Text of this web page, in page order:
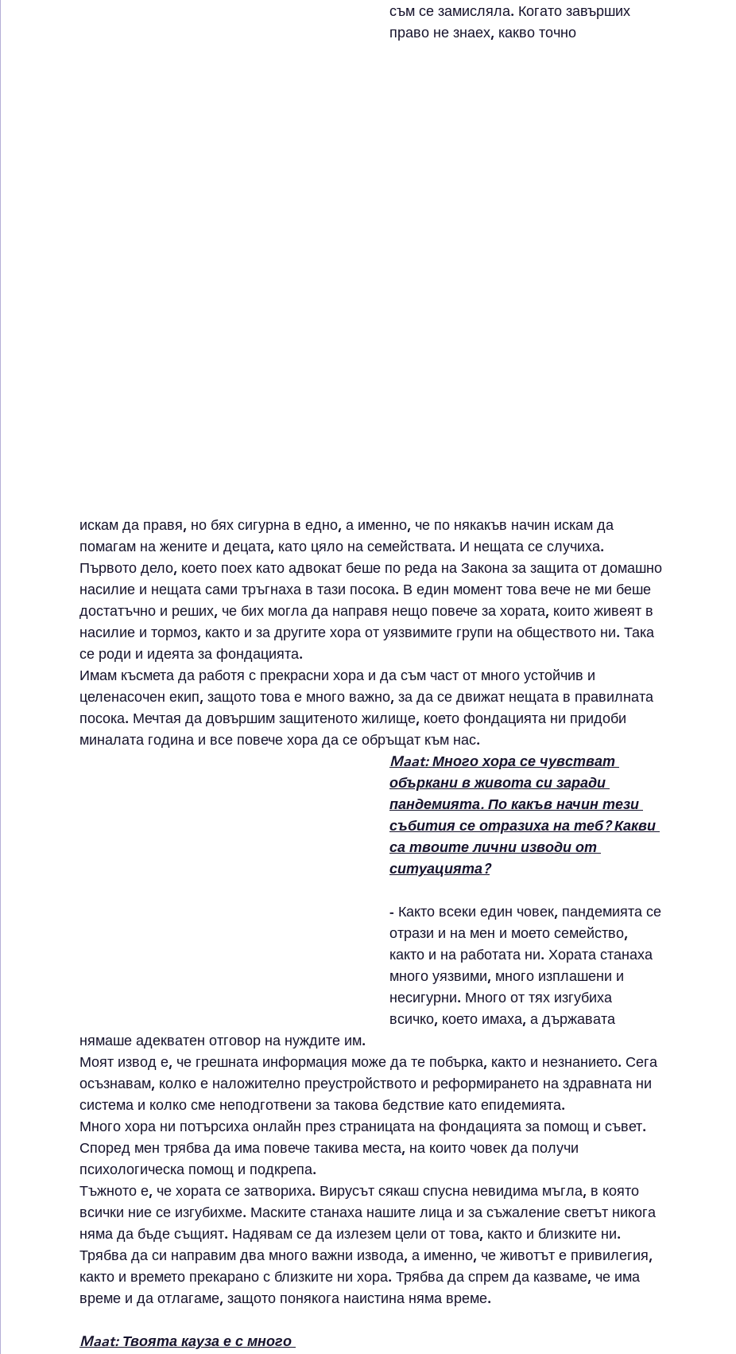
съм се замисляла. Когато завърших
право не знаех, какво точно
искам да правя, но бях сигурна в едно, а именно, че по някакъв начин искам да
помагам на жените и децата, като цяло на семействата. И нещата се случиха.
Първото дело, което поех като адвокат беше по реда на Закона за защита от домашно
насилие и нещата сами тръгнаха в тази посока. В един момент това вече не ми беше
достатъчно и реших, че бих могла да направя нещо повече за хората, които живеят в
насилие и тормоз, както и за другите хора от уязвимите групи на обществото ни. Така
се роди и идеята за фондацията.
Имам късмета да работя с прекрасни хора и да съм част от много устойчив и
целенасочен екип, защото това е много важно, за да се движат нещата в правилната
посока. Мечтая да довършим защитеното жилище, което фондацията ни придоби
миналата година и все повече хора да се обръщат към нас.
Maat: Много хора се чувстват
объркани в живота си заради
пандемията. По какъв начин тези
събития се отразиха на теб? Какви
са твоите лични изводи от
ситуацията?
- Както всеки един човек, пандемията се
отрази и на мен и моето семейство,
както и на работата ни. Хората станаха
много уязвими, много изплашени и
несигурни. Много от тях изгубиха
всичко, което имаха, а държавата
нямаше адекватен отговор на нуждите им.
Моят извод е, че грешната информация може да те побърка, както и незнанието. Сега
осъзнавам, колко е наложително преустройството и реформирането на здравната ни
система и колко сме неподготвени за такова бедствие като епидемията.
Много хора ни потърсиха онлайн през страницата на фондацията за помощ и съвет.
Според мен трябва да има повече такива места, на които човек да получи
психологическа помощ и подкрепа.
Тъжното е, че хората се затвориха. Вирусът сякаш спусна невидима мъгла, в която
всички ние се изгубихме. Маските станаха нашите лица и за съжаление светът никога
няма да бъде същият. Надявам се да излезем цели от това, както и близките ни.
Трябва да си направим два много важни извода, а именно, че животът е привилегия,
както и времето прекарано с близките ни хора. Трябва да спрем да казваме, че има
време и да отлагаме, защото понякога наистина няма време.
Maat: Твоята кауза е с много